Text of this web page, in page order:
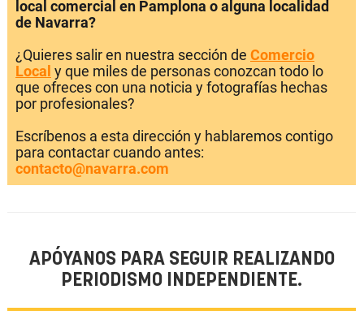
local comercial en Pamplona o alguna localidad
de Navarra?
¿Quieres salir en nuestra sección de Comercio
Local y que miles de personas conozcan todo lo
que ofreces con una noticia y fotografías hechas
por profesionales?
Escríbenos a esta dirección y hablaremos contigo
para contactar cuando antes:
contacto@navarra.com
APÓYANOS PARA SEGUIR REALIZANDO
PERIODISMO INDEPENDIENTE.